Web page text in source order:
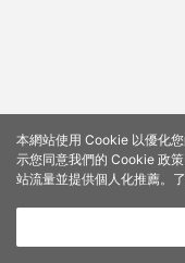
本網站使用 Cookie 以優化
示您同意我們的 Cookie 政
站流量並提供個人化推薦。